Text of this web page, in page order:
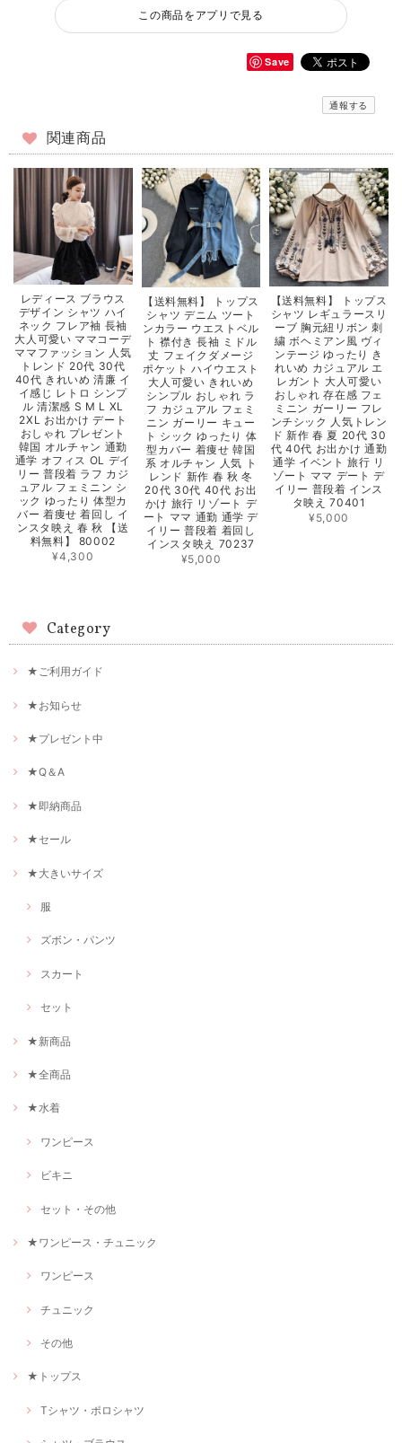
この商品をアプリで見る
Save
通報する
関連商品
レディース ブラウス
デザイン シャツ ハイ
ネック フレア袖 長袖
大人可愛い ママコーデ
ママファッション 人気
トレンド 20代 30代
40代 きれいめ 清廉 イ
イ感じ レトロ シンプ
ル 清潔感 S M L XL
2XL お出かけ デート
おしゃれ プレゼント
韓国 オルチャン 通勤
通学 オフィス OL デイ
リー 普段着 ラフ カジ
ュアル フェミニン シ
ック ゆったり 体型カ
バー 着痩せ 着回し イ
ンスタ映え 春 秋 【送
料無料】 80002
¥4,300
【送料無料】 トップス
シャツ デニム ツート
ンカラー ウエストベル
ト 襟付き 長袖 ミドル
丈 フェイクダメージ
ポケット ハイウエスト
大人可愛い きれいめ
シンプル おしゃれ ラ
フ カジュアル フェミ
ニン ガーリー キュー
ト シック ゆったり 体
型カバー 着痩せ 韓国
系 オルチャン 人気 ト
レンド 新作 春 秋 冬
20代 30代 40代 お出
かけ 旅行 リゾート デ
ート ママ 通勤 通学 デ
イリー 普段着 着回し
インスタ映え 70237
¥5,000
【送料無料】 トップス
シャツ レギュラースリ
ーブ 胸元紐リボン 刺
繍 ボヘミアン風 ヴィ
ンテージ ゆったり き
れいめ カジュアル エ
レガント 大人可愛い
おしゃれ 存在感 フェ
ミニン ガーリー フレ
ンチシック 人気トレン
ド 新作 春 夏 20代 30
代 40代 お出かけ 通勤
通学 イベント 旅行 リ
ゾート ママ デート デ
イリー 普段着 インス
タ映え 70401
¥5,000
Category
★ご利用ガイド
★お知らせ
★プレゼント中
★Q＆A
★即納商品
★セール
★大きいサイズ
服
ズボン・パンツ
スカート
セット
★新商品
★全商品
★水着
ワンピース
ビキニ
セット・その他
★ワンピース・チュニック
ワンピース
チュニック
その他
★トップス
Tシャツ・ポロシャツ